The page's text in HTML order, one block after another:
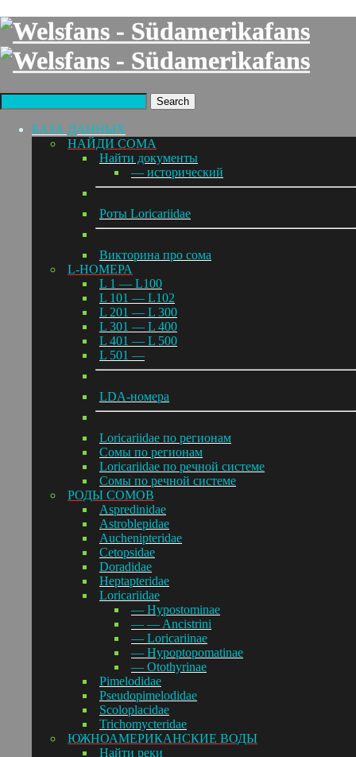
Search
БАЗА ДАННЫХ
НАЙДИ СОМА
Найти документы
— исторический
Роты Loricariidae
Викторина про сома
L-НОМЕРА
L 1 — L100
L 101 — L102
L 201 — L 300
L 301 — L 400
L 401 — L 500
L 501 —
LDA-номера
Loricariidae по регионам
Сомы по регионам
Loricariidae по речной системе
Сомы по речной системе
РОДЫ СОМОВ
Aspredinidae
Astroblepidae
Auchenipteridae
Cetopsidae
Doradidae
Heptapteridae
Loricariidae
— Hypostominae
— — Ancistrini
— Loricariinae
— Hypoptopomatinae
— Otothyrinae
Pimelodidae
Pseudopimelodidae
Scoloplacidae
Trichomycteridae
ЮЖНОАМЕРИКАНСКИЕ ВОДЫ
Hайти реки